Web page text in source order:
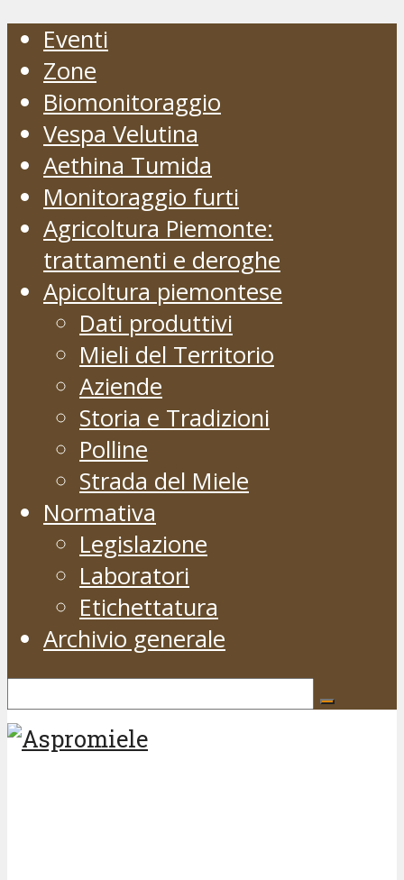
Eventi
Zone
Biomonitoraggio
Vespa Velutina
Aethina Tumida
Monitoraggio furti
Agricoltura Piemonte:
trattamenti e deroghe
Apicoltura piemontese
Dati produttivi
Mieli del Territorio
Aziende
Storia e Tradizioni
Polline
Strada del Miele
Normativa
Legislazione
Laboratori
Etichettatura
Archivio generale